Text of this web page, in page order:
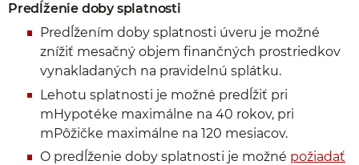
Predĺženie doby splatnosti
Predĺžením doby splatnosti úveru je možné
znížiť mesačný objem finančných prostriedkov
vynakladaných na pravidelnú splátku.
Lehotu splatnosti je možné predĺžiť pri
mHypotéke maximálne na 40 rokov, pri
mPôžičke maximálne na 120 mesiacov.
O predĺženie doby splatnosti je možné požiadať